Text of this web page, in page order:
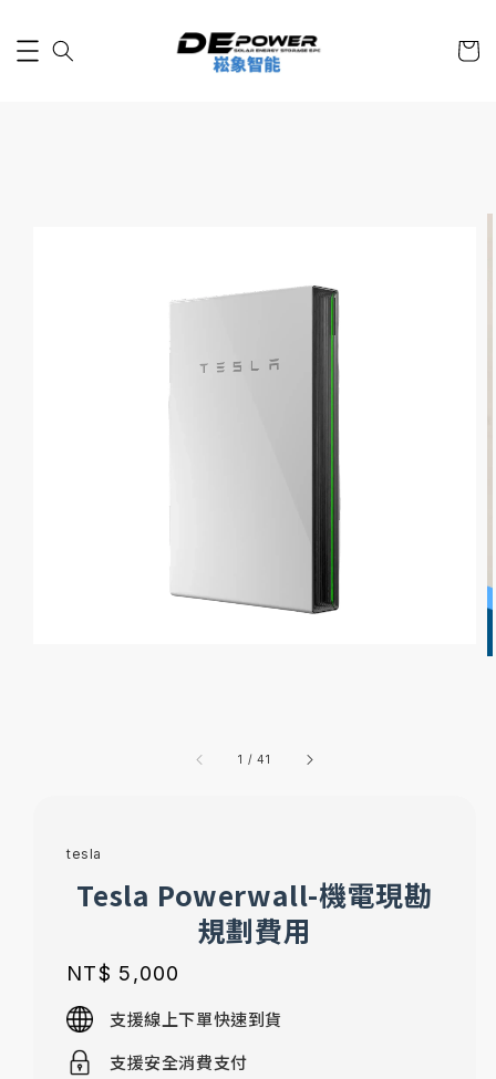
1 /41
tesla
Tesla Powerwall-機電現勘
規劃費用
Regular
price
NT$ 5,000
支援線上下單快速到貨
支援安全消費支付